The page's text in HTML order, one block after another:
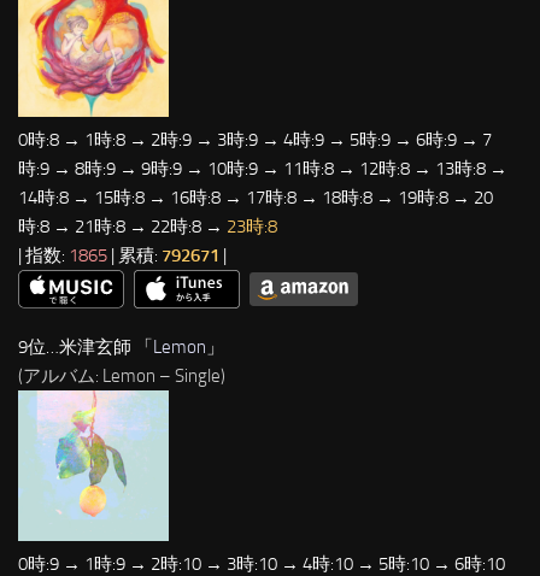
0時:8 → 1時:8 → 2時:9 → 3時:9 → 4時:9 → 5時:9 → 6時:9 → 7
時:9 → 8時:9 → 9時:9 → 10時:9 → 11時:8 → 12時:8 → 13時:8 →
14時:8 → 15時:8 → 16時:8 → 17時:8 → 18時:8 → 19時:8 → 20
時:8 → 21時:8 → 22時:8 → 23時:8
| 指数: 1865 | 累積: 792671 |
9位…米津玄師 「Lemon 」
(アルバム: Lemon – Single)
0時:9 → 1時:9 → 2時:10 → 3時:10 → 4時:10 → 5時:10 → 6時:10